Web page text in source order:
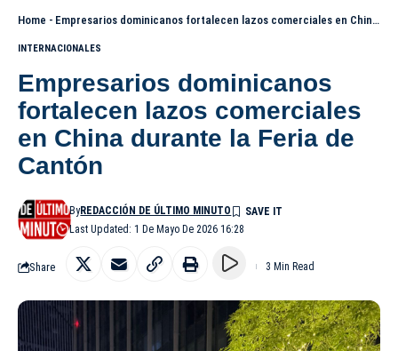
Home - Empresarios dominicanos fortalecen lazos comerciales en China durante la Feria de Cantón
INTERNACIONALES
Empresarios dominicanos
fortalecen lazos comerciales
en China durante la Feria de
Cantón
Last Updated: 1 De Mayo De 2026 16:28
ByREDACCIÓN DE ÚLTIMO MINUTO
Share 3 Min Read